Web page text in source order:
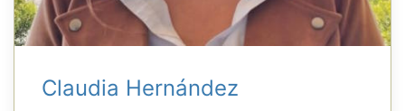
Claudia Hernández